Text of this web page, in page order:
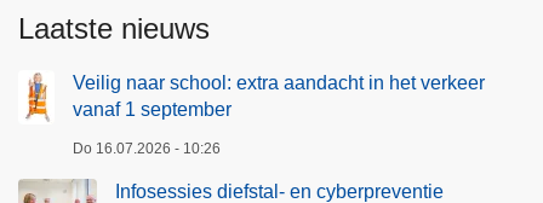
Laatste nieuws
Veilig naar school: extra aandacht in het verkeer
vanaf 1 september
Do 16.07.2026 - 10:26
Infosessies diefstal- en cyberpreventie